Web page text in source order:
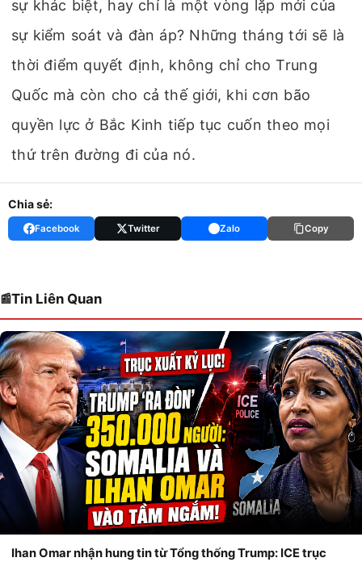
sự khác biệt, hay chỉ là một vòng lặp mới của
sự kiểm soát và đàn áp? Những tháng tới sẽ là
thời điểm quyết định, không chỉ cho Trung
Quốc mà còn cho cả thế giới, khi cơn bão
quyền lực ở Bắc Kinh tiếp tục cuốn theo mọi
thứ trên đường đi của nó.
Chia sẻ:
Facebook Twitter Zalo Copy
Tin Liên Quan
Ihan Omar nhận hung tin từ Tổng thống Trump: ICE trục